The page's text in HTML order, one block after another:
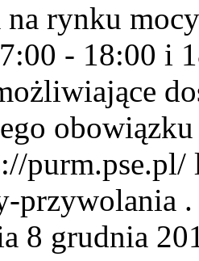
na rynku
- 18:00 i
przywolania
8 grudnia